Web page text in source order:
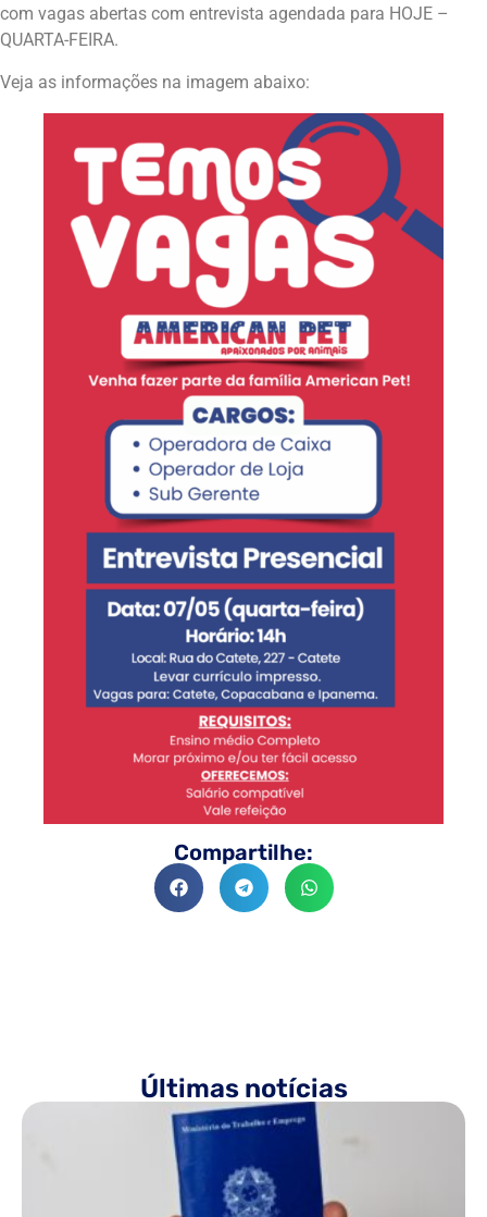
com vagas abertas com entrevista agendada para HOJE –
QUARTA-FEIRA.
Veja as informações na imagem abaixo:
Compartilhe:
Últimas notícias